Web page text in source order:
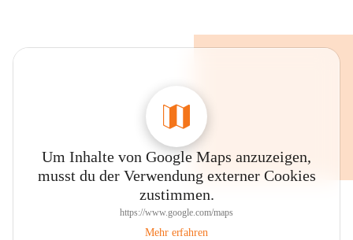
Um Inhalte von Google Maps anzuzeigen,
musst du der Verwendung externer Cookies
zustimmen.
https://www.google.com/maps
Mehr erfahren